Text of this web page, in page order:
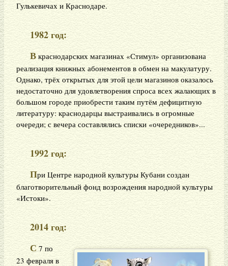
Гулькевичах и Краснодаре.
1982 год:
В краснодарских магазинах «Стимул» организована
реализация книжных абонементов в обмен на макулатуру.
Однако, трёх открытых для этой цели магазинов оказалось
недостаточно для удовлетворения спроса всех жалающих в
большом городе приобрести таким путём дефицитную
литературу: краснодарцы выстраивались в огромные
очереди; с вечера составлялись списки «очередников»...
1992 год:
При Центре народной культуры Кубани создан
благотворительный фонд возрождения народной культуры
«Истоки».
2014 год:
С 7 по
23 февраля в